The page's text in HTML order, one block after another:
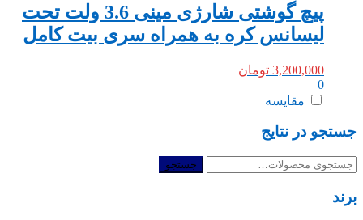
پیچ گوشتی شارژی مینی 3.6 ولت تحت
لیسانس کره به همراه سری بیت کامل
3,200,000 تومان
0
مقایسه
جستجو در نتایج
جستجو
جستجو
برند